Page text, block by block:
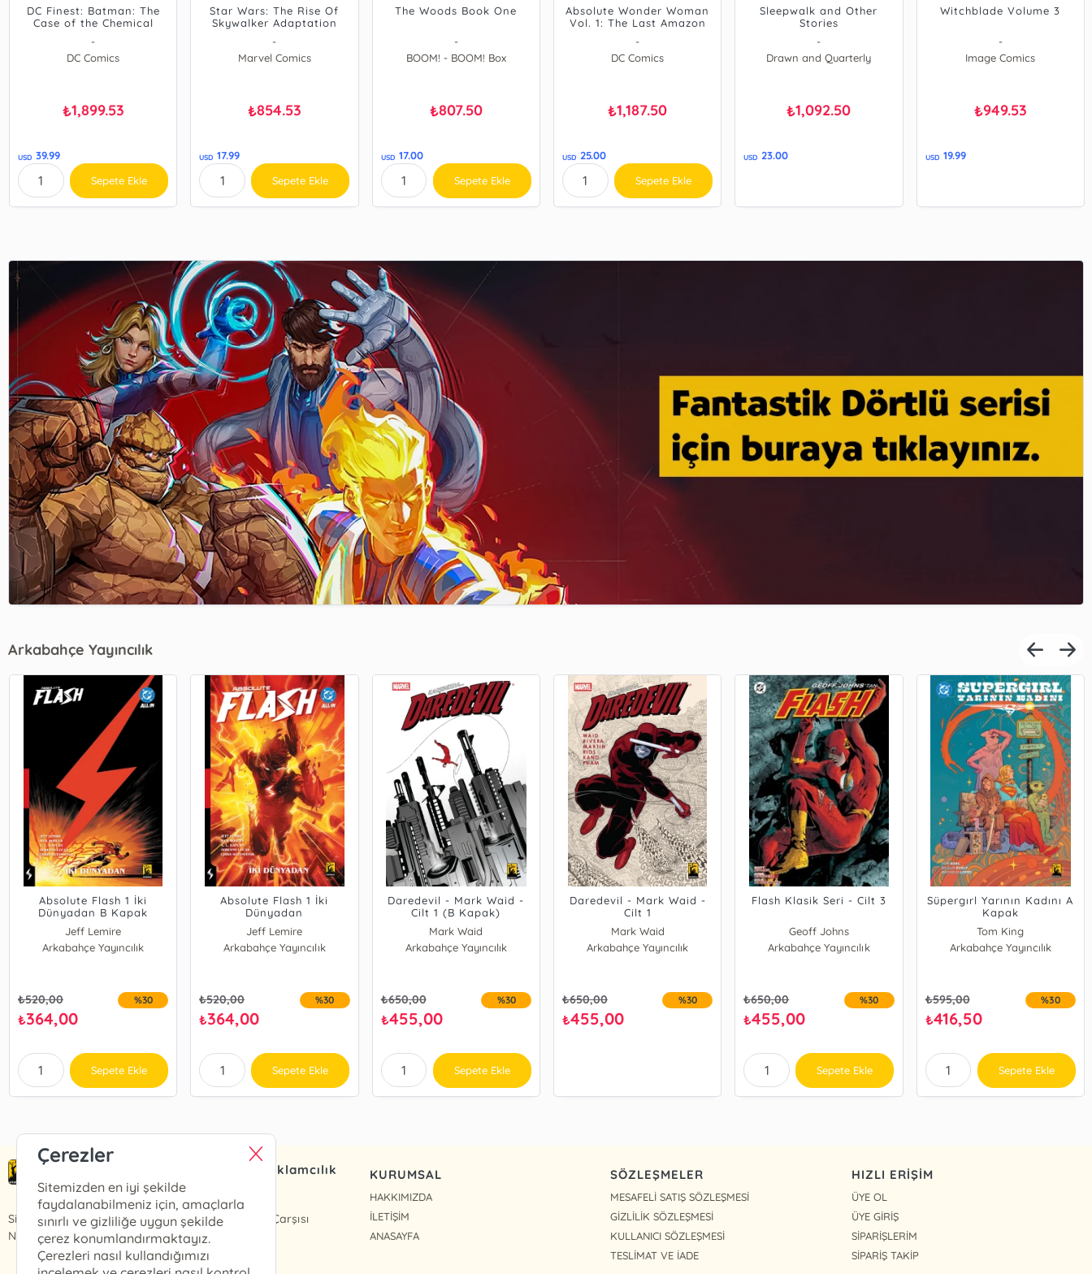
DC Finest: Batman: The
Case of the Chemical
-
DC Comics
₺1,899.53
USD 39.99
Sepete Ekle
Star Wars: The Rise Of
Skywalker Adaptation
-
Marvel Comics
₺854.53
USD 17.99
Sepete Ekle
The Woods Book One
-
BOOM! - BOOM! Box
₺807.50
USD 17.00
Sepete Ekle
Absolute Wonder Woman
Vol. 1: The Last Amazon
-
DC Comics
₺1,187.50
USD 25.00
Sepete Ekle
Sleepwalk and Other
Stories
-
Drawn and Quarterly
₺1,092.50
USD 23.00
Witchblade Volume 3
-
Image Comics
₺949.53
USD 19.99
Arkabahçe Yayıncılık
Absolute Flash 1 İki
Dünyadan B Kapak
Jeff Lemire
Arkabahçe Yayıncılık
₺520,00
₺364,00
%30
Sepete Ekle
Absolute Flash 1 İki
Dünyadan
Jeff Lemire
Arkabahçe Yayıncılık
₺520,00
₺364,00
%30
Sepete Ekle
Daredevil - Mark Waid -
Cilt 1 (B Kapak)
Mark Waid
Arkabahçe Yayıncılık
₺650,00
₺455,00
%30
Sepete Ekle
Daredevil - Mark Waid -
Cilt 1
Mark Waid
Arkabahçe Yayıncılık
₺650,00
₺455,00
%30
Flash Klasik Seri - Cilt 3
Geoff Johns
Arkabahçe Yayıncılık
₺650,00
₺455,00
%30
Sepete Ekle
Süpergırl Yarının Kadını A
Kapak
Tom King
Arkabahçe Yayıncılık
₺595,00
₺416,50
%30
Sepete Ekle
Arkabahçe Yayıncılık ve Reklamcılık
Ltd. Şti.
Sinanpaşa Mah. Ortabahçe Cad. Büyük Beşiktaş Çarşısı
No:10/1 D:159
KURUMSAL
HAKKIMIZDA
İLETİŞİM
ANASAYFA
SÖZLEŞMELER
MESAFELİ SATIŞ SÖZLEŞMESİ
GİZLİLİK SÖZLEŞMESİ
KULLANICI SÖZLEŞMESİ
TESLİMAT VE İADE
HIZLI ERİŞİM
ÜYE OL
ÜYE GİRİŞ
SİPARİŞLERİM
SİPARİŞ TAKİP
Çerezler
Sitemizden en iyi şekilde
faydalanabilmeniz için, amaçlarla
sınırlı ve gizliliğe uygun şekilde
çerez konumlandırmaktayız.
Çerezleri nasıl kullandığımızı